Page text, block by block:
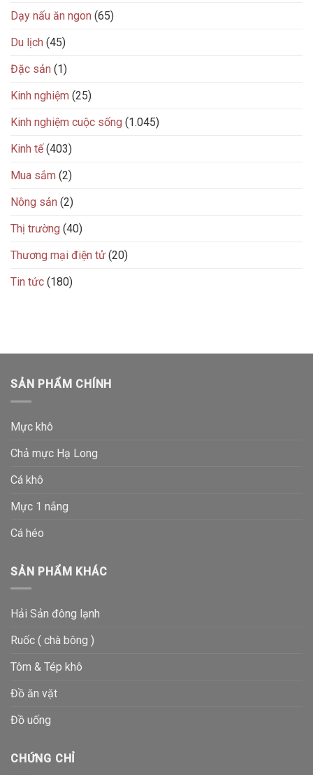
Dạy nấu ăn ngon (65)
Du lịch (45)
Đặc sản (1)
Kinh nghiệm (25)
Kinh nghiệm cuộc sống (1.045)
Kinh tế(403)
Mua sắm (2)
Nông sản (2)
Thị trường (40)
Thương mại điện tử (20)
Tin tức (180)
SẢN PHẨM CHÍNH
Mực khô
Chả mực Hạ Long
Cá khô
Mực 1 nắng
Cá héo
SẢN PHẨM KHÁC
Hải Sản đông lạnh
Ruốc ( chà bông )
Tôm & Tép khô
Đồ ăn vặt
Đồ uống
CHỨNG CHỈ